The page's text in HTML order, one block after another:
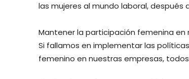
las mujeres al mundo laboral, después
Mantener la participación femenina
Si fallamos en implementar las
femenino en nuestras empresas,